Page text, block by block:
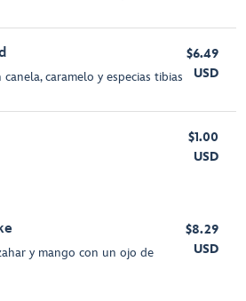
caramelo y especias tibias
$6.49
USD
$1.00
USD
y mango con un ojo de
$8.29
USD